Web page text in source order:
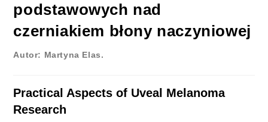
podstawowych nad
czerniakiem błony naczyniowej
Autor: Martyna Elas.
Practical Aspects of Uveal Melanoma
Research